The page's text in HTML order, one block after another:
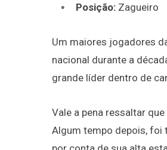
Posição: Zagueiro
Um maiores jogadores
nacional durante a
grande líder dentro de
Vale a pena ressaltar
Algum tempo depois, foi